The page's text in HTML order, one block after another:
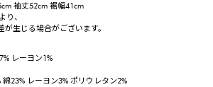
袖丈52cm 裾幅41cm
り、
生じる場合がございます。
レーヨン1%
23% レーヨン3% ポリウレタン2%